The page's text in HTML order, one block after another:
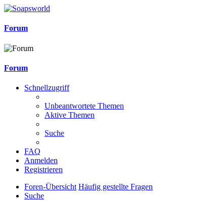
Forum
Forum
Schnellzugriff
Unbeantwortete Themen
Aktive Themen
Suche
FAQ
Anmelden
Registrieren
Foren-Übersicht Häufig gestellte Fragen
Suche